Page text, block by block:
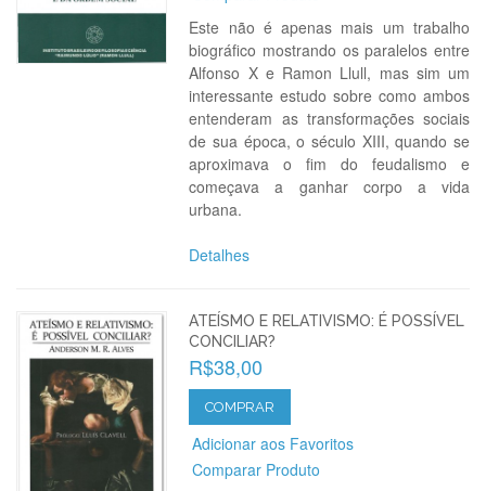
Este não é apenas mais um trabalho
biográfico mostrando os paralelos entre
Alfonso X e Ramon Llull, mas sim um
interessante estudo sobre como ambos
entenderam as transformações sociais
de sua época, o século XIII, quando se
aproximava o fim do feudalismo e
começava a ganhar corpo a vida
urbana.
Detalhes
ATEÍSMO E RELATIVISMO: É POSSÍVEL
CONCILIAR?
R$38,00
COMPRAR
Adicionar aos Favoritos
Comparar Produto